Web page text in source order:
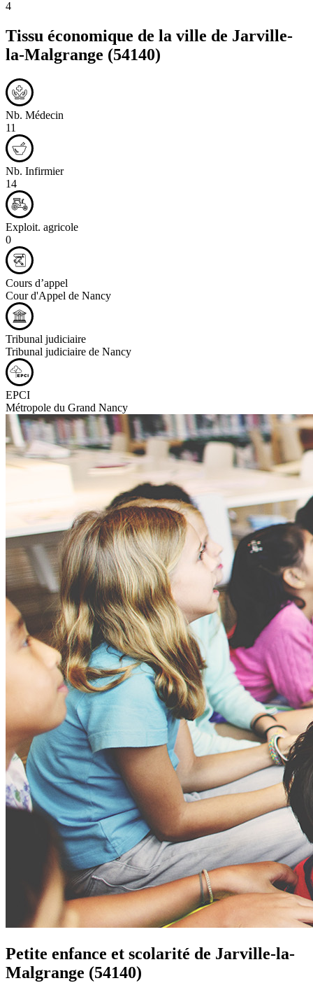
4
Tissu économique de la ville de Jarville-
la-Malgrange (54140)
Nb. Médecin
11
Nb. Infirmier
14
Exploit. agricole
0
Cours d’appel
Cour d'Appel de Nancy
Tribunal judiciaire
Tribunal judiciaire de Nancy
EPCI
Métropole du Grand Nancy
Petite enfance et scolarité de Jarville-la-
Malgrange (54140)